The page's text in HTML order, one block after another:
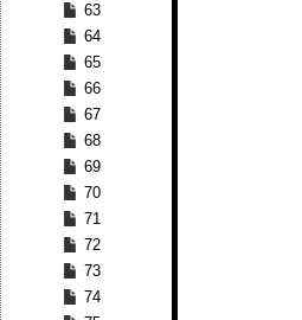
63
64
65
66
67
68
69
70
71
72
73
74